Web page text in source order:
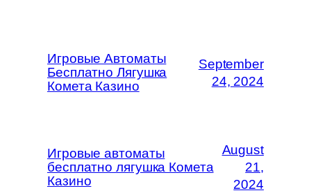
Игровые Автоматы
Бесплатно Лягушка
Комета Казино
September
24, 2024
Игровые автоматы
бесплатно лягушка Комета
Казино
August
21,
2024